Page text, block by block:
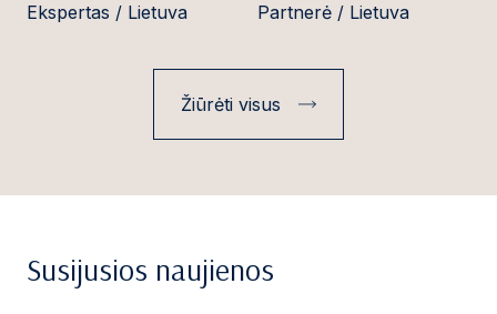
Ekspertas / Lietuva Partnerė / Lietuva
Žiūrėti visus
Susijusios naujienos